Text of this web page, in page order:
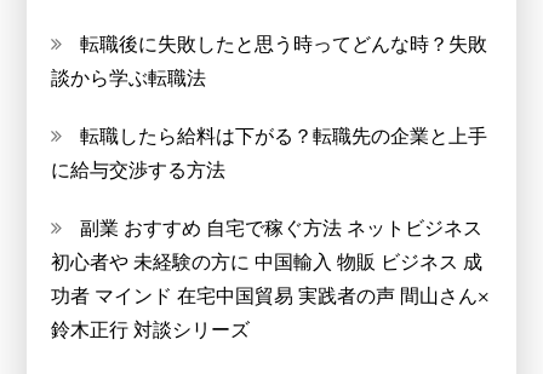
転職後に失敗したと思う時ってどんな時？失敗
談から学ぶ転職法
転職したら給料は下がる？転職先の企業と上手
に給与交渉する方法
副業 おすすめ 自宅で稼ぐ方法 ネットビジネス
初心者や 未経験の方に 中国輸入 物販 ビジネス 成
功者 マインド 在宅中国貿易 実践者の声 間山さん×
鈴木正行 対談シリーズ